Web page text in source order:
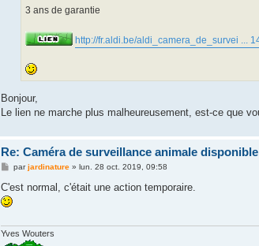
3 ans de garantie
http://fr.aldi.be/aldi_camera_de_survei ...
Bonjour,
Le lien ne marche plus malheureusement, est-ce que
Re: Caméra de surveillance animale
M
s
s
a
parjardinature» lun. 28 oct. 2019, 09:58
C'est normal, c'était une action temporaire.
Yves Wouters